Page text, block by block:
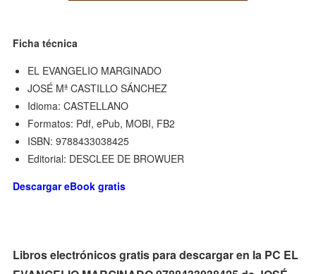
Ficha técnica
EL EVANGELIO MARGINADO
JOSÉ Mª CASTILLO SÁNCHEZ
Idioma: CASTELLANO
Formatos: Pdf, ePub, MOBI, FB2
ISBN: 9788433038425
Editorial: DESCLEE DE BROWUER
Descargar eBook gratis
Libros electrónicos gratis para descargar en la PC EL